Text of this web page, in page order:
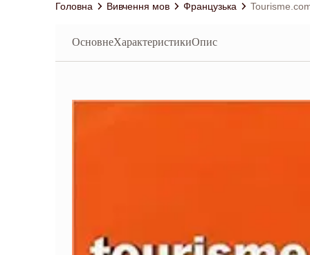
Головна Вивчення мов Французька
ОсновнеХарактеристикиОпис